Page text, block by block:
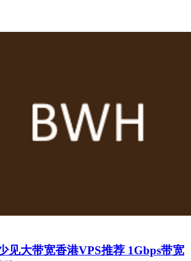
见大带宽香港VPS推荐 1Gbps带宽